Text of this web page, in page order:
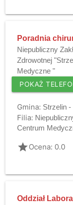
Poradnia
Niepubliczny
Zdrowotnej
Medyczne "
POKAŻ
Gmina: Strzelin
Filia:
Centrum
gradeOcena: 0.0
Oddział